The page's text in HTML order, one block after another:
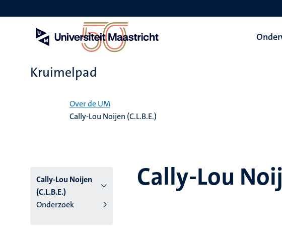
en
Kruimelpad
Over de UM
Cally-Lou Noijen (C.L.B.E.)
Cally-Lou Noijen
(C.L.B.E.)
Onderzoek
Cally-Lou